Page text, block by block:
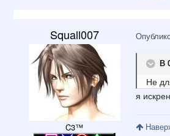
Squall007
C3™
В
Не
я